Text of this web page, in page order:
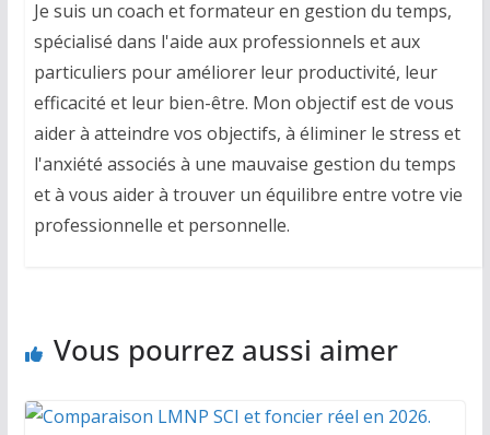
Je suis un coach et formateur en gestion du temps,
spécialisé dans l'aide aux professionnels et aux
particuliers pour améliorer leur productivité, leur
efficacité et leur bien-être. Mon objectif est de vous
aider à atteindre vos objectifs, à éliminer le stress et
l'anxiété associés à une mauvaise gestion du temps
et à vous aider à trouver un équilibre entre votre vie
professionnelle et personnelle.
Vous pourrez aussi aimer